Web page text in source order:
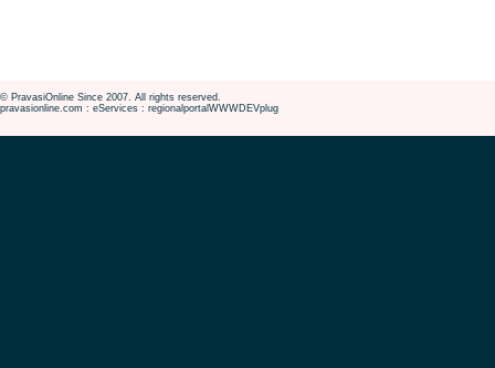
© PravasiOnline Since 2007. All rights reserved.
pravasionline.com : eServices : regionalportalWWWDEVplug